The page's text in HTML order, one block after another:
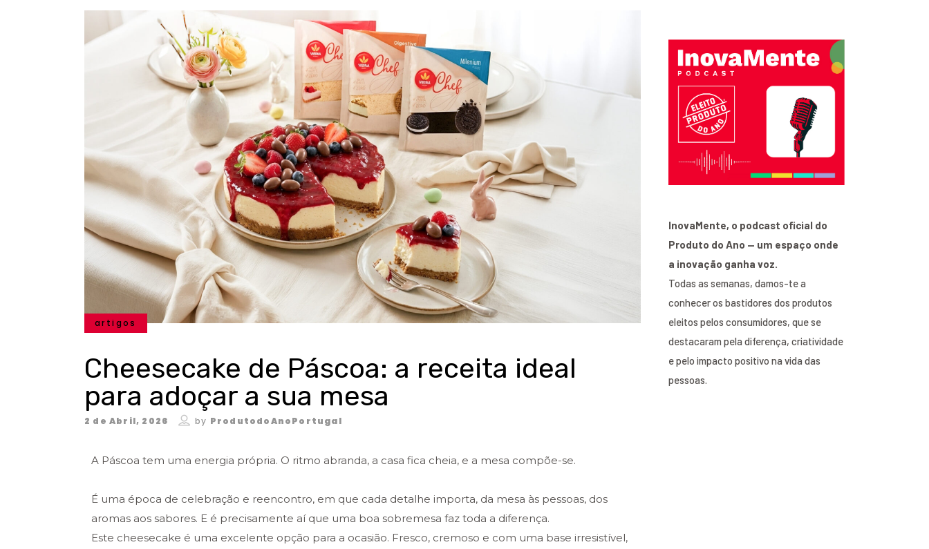
artigos
Cheesecake de Páscoa: a receita ideal
para adoçar a sua mesa
2 de Abril, 2026 by ProdutodoAnoPortugal
A Páscoa tem uma energia própria. O ritmo abranda, a casa fica cheia, e a mesa compõe-se.
É uma época de celebração e reencontro, em que cada detalhe importa, da mesa às pessoas, dos
aromas aos sabores. E é precisamente aí que uma boa sobremesa faz toda a diferença.
Este cheesecake é uma excelente opção para a ocasião. Fresco, cremoso e com uma base irresistível,
InovaMente, o podcast oficial do
Produto do Ano — um espaço onde
a inovação ganha voz.
Todas as semanas, damos-te a
conhecer os bastidores dos produtos
eleitos pelos consumidores, que se
destacaram pela diferença, criatividade
e pelo impacto positivo na vida das
pessoas.